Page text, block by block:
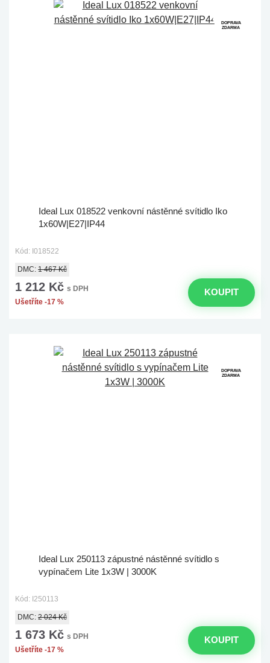
DOPRAVA
ZDARMA
Ideal Lux 018522 venkovní nástěnné svítidlo Iko
1x60W|E27|IP44
Kód: I018522
DMC: 1 467 Kč
1 212 Kč s DPH
Ušetříte -17 %
KOUPIT
DOPRAVA
ZDARMA
Ideal Lux 250113 zápustné nástěnné svítidlo s
vypínačem Lite 1x3W | 3000K
Kód: I250113
DMC: 2 024 Kč
1 673 Kč s DPH
Ušetříte -17 %
KOUPIT